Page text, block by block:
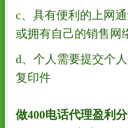
c、具有便利的上网
或拥有自己的销售网
d、个人需要提交个
复印件
做400电话代理盈利分